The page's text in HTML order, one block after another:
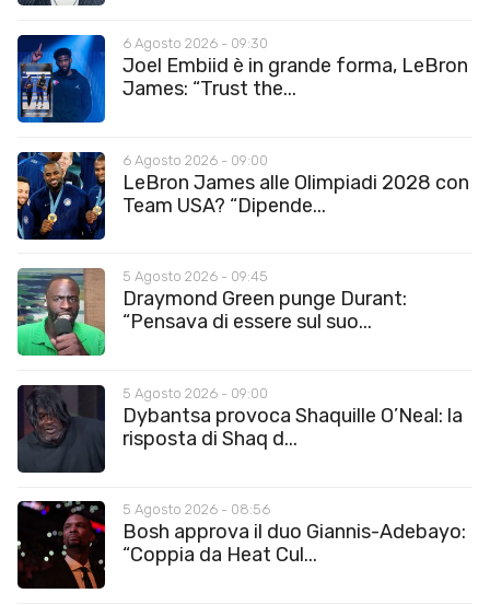
6 Agosto 2026 - 09:30
Joel Embiid è in grande forma, LeBron
James: “Trust the...
6 Agosto 2026 - 09:00
LeBron James alle Olimpiadi 2028 con
Team USA? “Dipende...
5 Agosto 2026 - 09:45
Draymond Green punge Durant:
“Pensava di essere sul suo...
5 Agosto 2026 - 09:00
Dybantsa provoca Shaquille O’Neal: la
risposta di Shaq d...
5 Agosto 2026 - 08:56
Bosh approva il duo Giannis-Adebayo:
“Coppia da Heat Cul...